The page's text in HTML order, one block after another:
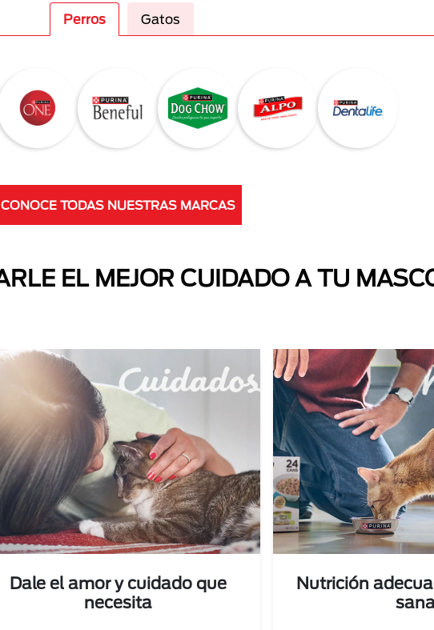
Perros Gatos
CONOCE TODAS NUESTRAS MARCAS
EL MEJOR CUIDADO A TU
Dale el amor y cuidado que
necesita
Nutrición